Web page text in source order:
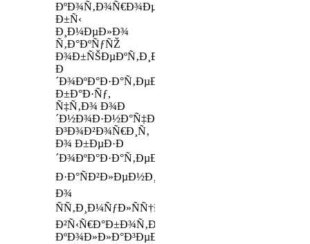
ÐºÐ¾Ñ‚Ð¾Ñ€Ð¾Ðµ
Ð±Ñ‹
Ð¸Ð¼ÐµÐ»Ð¾
Ñ‚Ð°ÐºÑƒÑŽ
Ð¾Ð±ÑŠÐµÐºÑ‚Ð¸Ð²Ð½ÑƒÑŽ
Ð
´Ð¾ÐºÐ°Ð·Ð°Ñ‚ÐµÐ»ÑŒÐ½ÑƒÑŽ
Ð±Ð°Ð·Ñƒ,
Ñ‡Ñ‚Ð¾ Ð¾Ð
´Ð½Ð¾Ð·Ð½Ð°Ñ‡Ð½Ð¾
Ð³Ð¾Ð²Ð¾Ñ€Ð¸Ñ‚
Ð¾ Ð±ÐµÐ·Ð
´Ð¾ÐºÐ°Ð·Ð°Ñ‚ÐµÐ»ÑŒÐ½Ð¾ÑÑ‚Ð¸
Ð·Ð°ÑÐ²Ð»ÐµÐ½Ð¸Ð¹
Ð¾
ÑÑ‚Ð¸Ð¼ÑƒÐ»ÑÑ†Ð¸Ð¸
Ð²Ñ‹Ñ€Ð°Ð±Ð¾Ñ‚ÐºÐ¸
ÐºÐ¾Ð»Ð»Ð°Ð³ÐµÐ½Ð°